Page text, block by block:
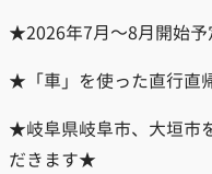
★2026年7月～8月開始
★「車」を使った直行直
★岐阜県岐阜市、大垣市
だきます★